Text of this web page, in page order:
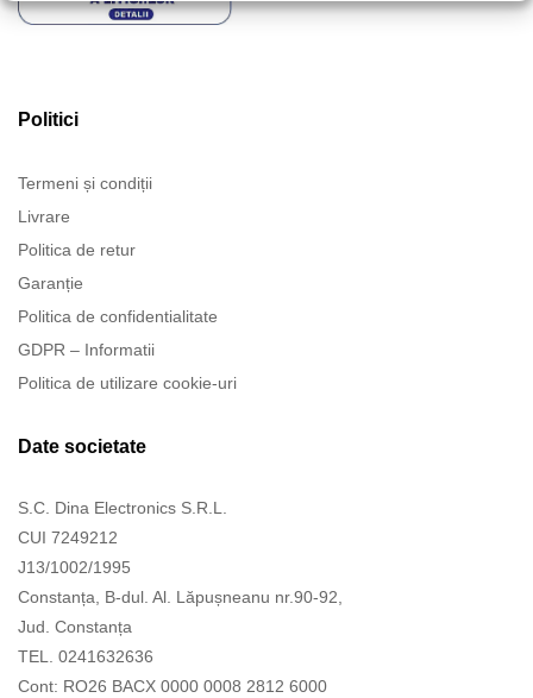
Politici
Termeni și condiții
Livrare
Politica de retur
Garanție
Politica de confidentialitate
GDPR – Informatii
Politica de utilizare cookie-uri
Date societate
S.C. Dina Electronics S.R.L.
CUI 7249212
J13/1002/1995
Constanța, B-dul. Al. Lăpușneanu nr.90-92,
Jud. Constanța
TEL. 0241632636
Cont: RO26 BACX 0000 0008 2812 6000